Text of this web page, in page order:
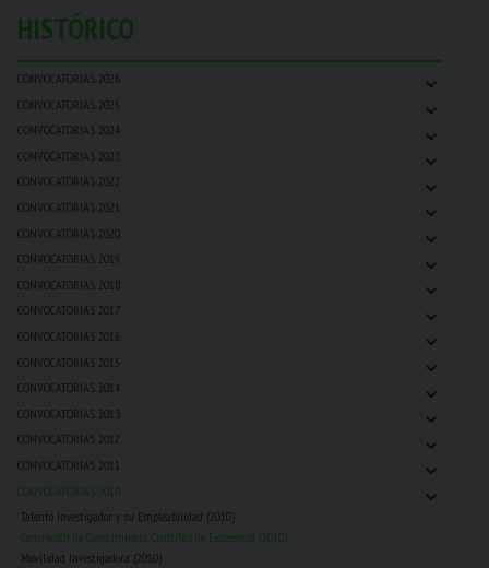
HISTÓRICO
CONVOCATORIAS 2026 ⌄
CONVOCATORIAS 2025 ⌄
CONVOCATORIAS 2024 ⌄
CONVOCATORIAS 2023 ⌄
CONVOCATORIAS 2022 ⌄
CONVOCATORIAS 2021 ⌄
CONVOCATORIAS 2020 ⌄
CONVOCATORIAS 2019 ⌄
CONVOCATORIAS 2018 ⌄
CONVOCATORIAS 2017 ⌄
CONVOCATORIAS 2016 ⌄
CONVOCATORIAS 2015 ⌄
CONVOCATORIAS 2014 ⌄
CONVOCATORIAS 2013 ⌄
CONVOCATORIAS 2012 ⌄
CONVOCATORIAS 2011 ⌄
CONVOCATORIAS 2010 ⌄
Talento Investigador y su Empleabilidad (2010)
Generación de Conocimiento Científico de Excelencia (2010)
Movilidad Investigadora (2010)